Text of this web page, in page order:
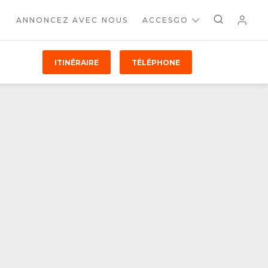
ANNONCEZ AVEC NOUS ACCESGO
ITINÉRAIRE TÉLÉPHONE